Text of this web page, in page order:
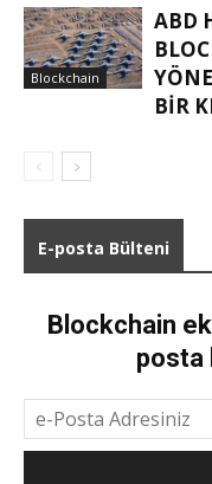
Blockchain
ABD
BIR
E-posta Bülteni
Blockchain
posta